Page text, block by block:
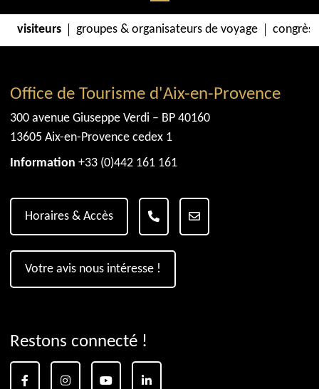
visiteurs groupes & organisateurs de voyage congrès
Office de Tourisme d'Aix-en-Provence
300 avenue Giuseppe Verdi – BP 40160
13605 Aix-en-Provence cedex 1
Information +33 (0)442 161 161
Horaires & Accès
Votre avis nous intéresse !
Restons connecté !